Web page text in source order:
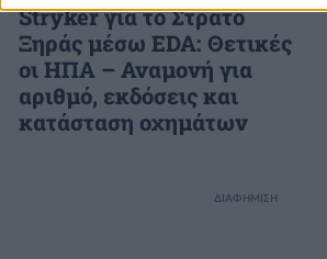
Stryker για το Στρατό
Ξηράς μέσω EDA: Θετικές
οι ΗΠΑ – Αναμονή για
αριθμό, εκδόσεις και
κατάσταση οχημάτων
ΔΙΑΦΗΜΙΣΗ